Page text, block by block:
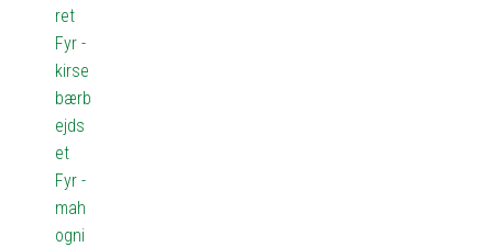
ret
Fyr -
kirse
bærb
ejds
et
Fyr -
mah
ogni